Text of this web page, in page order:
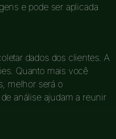
e pode ser aplicada
dados dos clientes. A
Quanto mais você
melhor será o
análise ajudam a reunir